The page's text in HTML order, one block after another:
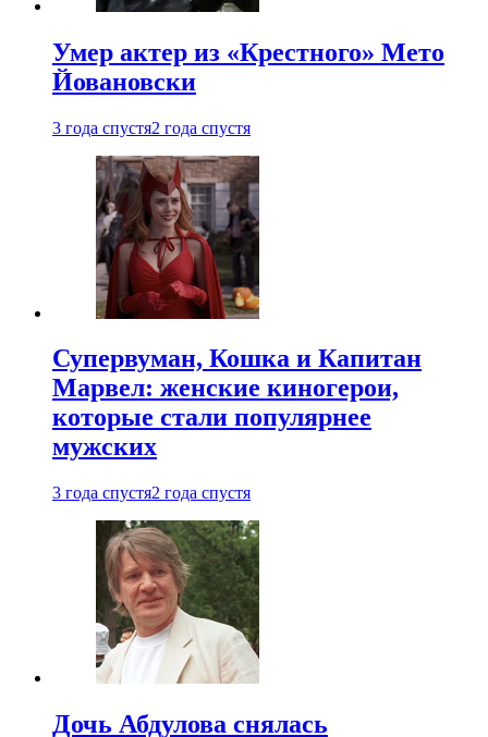
Умер актер из «Крестного» Мето
Йовановски
3 года спустя2 года спустя
Супервуман, Кошка и Капитан
Марвел: женские киногерои,
которые стали популярнее
мужских
3 года спустя2 года спустя
Дочь Абдулова снялась